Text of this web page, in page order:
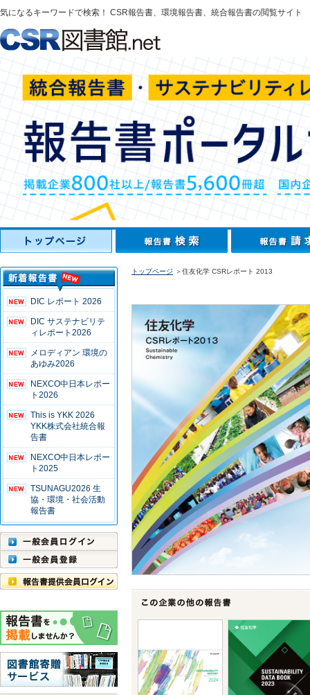
気になるキーワードで検索！ CSR報告書、環境報告書、統合報告書の閲覧サイト
DIC レポート 2026
DIC サステナビリテ
ィレポート2026
メロディアン 環境の
あゆみ2026
NEXCO中日本レポー
ト2026
This is YKK 2026
YKK株式会社統合報
告書
NEXCO中日本レポー
ト2025
TSUNAGU2026 生
協・環境・社会活動
報告書
トップページ ＞住友化学 CSRレポート 2013